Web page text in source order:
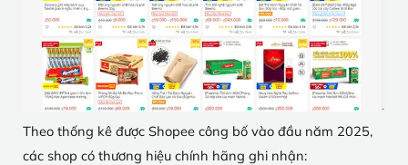
Theo thống kê được Shopee công bố vào đầu năm 2025,
các shop có thương hiệu chính hãng ghi nhận: